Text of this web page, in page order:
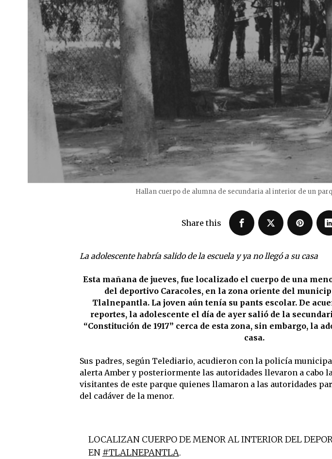
Hallan cuerpo de alumna de secundaria al interior de un
Share this
La adolescente habría salido de la escuela y ya no llegó a su casa
Esta mañana de jueves, fue localizado el cuerpo de una
del deportivo Caracoles, en la zona oriente del
Tlalnepantla. La joven aún tenía su pants escolar. De
reportes, la adolescente el día de ayer salió de la
“Constitución de 1917” cerca de esta zona, sin embargo, la
casa.
Sus padres, según Telediario, acudieron con la policía
alerta Amber y posteriormente las autoridades llevaron a cabo
visitantes de este parque quienes llamaron a las autoridades
del cadáver de la menor.
LOCALIZAN CUERPO DE MENOR AL INTERIOR DEL
EN #TLALNEPANTLA.